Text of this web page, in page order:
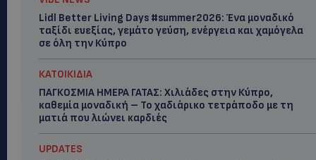
Lidl Better Living Days #summer2026: Ένα μοναδικό
ταξίδι ευεξίας, γεμάτο γεύση, ενέργεια και χαμόγελα
σε όλη την Κύπρο
ΚΑΤΟΙΚΙΔΙΑ
ΠΑΓΚΟΣΜΙΑ ΗΜΕΡΑ ΓΑΤΑΣ: Χιλιάδες στην Κύπρο,
καθεμία μοναδική – Το χαδιάρικο τετράποδο με τη
ματιά που λιώνει καρδιές
UPDATES